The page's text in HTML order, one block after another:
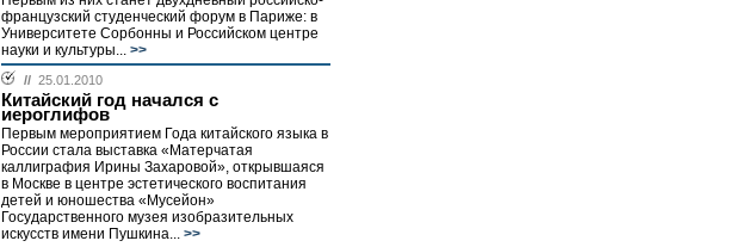
французский студенческий форум в Париже: в
Университете Сорбонны и Российском центре
науки и культуры... >>
// 25.01.2010
Китайский год начался с
иероглифов
Первым мероприятием Года китайского языка в
России стала выставка «Матерчатая
каллиграфия Ирины Захаровой», открывшаяся
в Москве в центре эстетического воспитания
детей и юношества «Мусейон»
Государственного музея изобразительных
искусств имени Пушкина... >>